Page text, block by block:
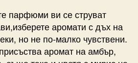
парфюми ви се струват
аромати с дъх на
но не по-малко чувствени.
аромат на амбър,